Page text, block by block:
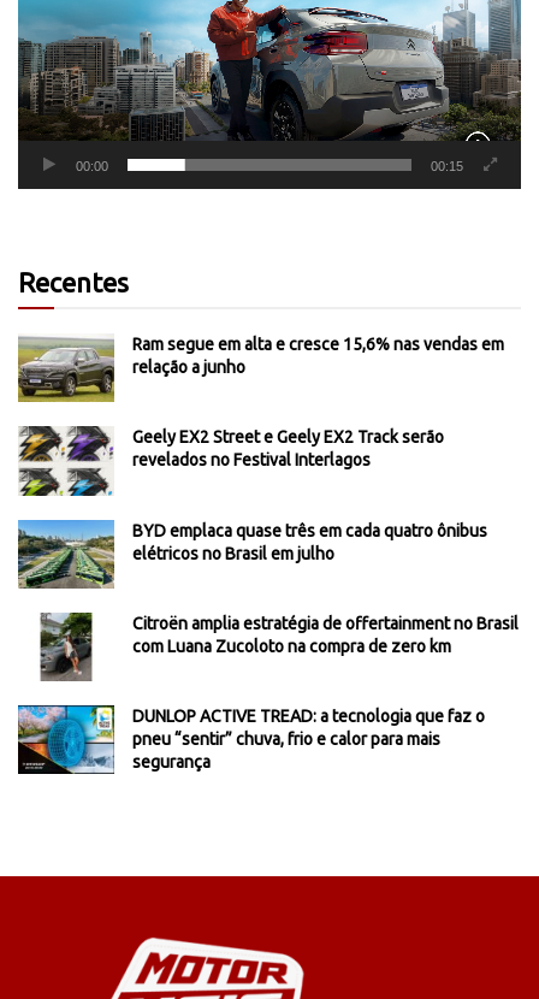
00:00 00:15
Recentes
Ram segue em alta e cresce 15,6% nas vendas em
relação a junho
Geely EX2 Street e Geely EX2 Track serão
revelados no Festival Interlagos
BYD emplaca quase três em cada quatro ônibus
elétricos no Brasil em julho
Citroën amplia estratégia de offertainment no Brasil
com Luana Zucoloto na compra de zero km
DUNLOP ACTIVE TREAD: a tecnologia que faz o
pneu “sentir” chuva, frio e calor para mais
segurança